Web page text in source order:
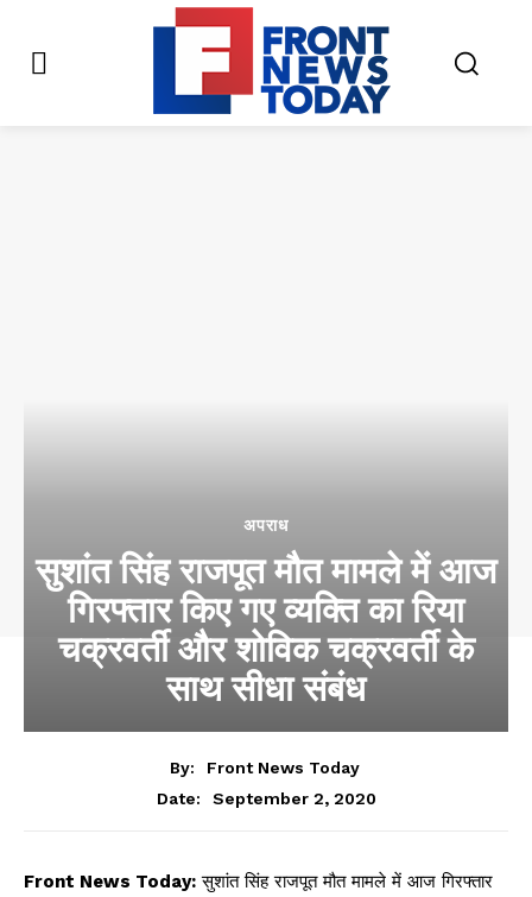
अपराध
सुशांत सिंह राजपूत मौत मामले में आज
गिरफ्तार किए गए व्यक्ति का रिया
चक्रवर्ती और शोविक चक्रवर्ती के
साथ सीधा संबंध
By:
Front News Today
Date:
September 2, 2020
Front News Today: सुशांत सिंह राजपूत मौत मामले में आज गिरफ्तार